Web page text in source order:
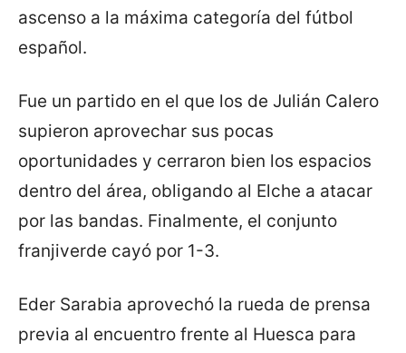
ascenso a la máxima categoría del fútbol
español.
Fue un partido en el que los de Julián Calero
supieron aprovechar sus pocas
oportunidades y cerraron bien los espacios
dentro del área, obligando al Elche a atacar
por las bandas. Finalmente, el conjunto
franjiverde cayó por 1-3.
Eder Sarabia aprovechó la rueda de prensa
previa al encuentro frente al Huesca para